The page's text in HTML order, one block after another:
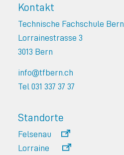
Kontakt
Technische Fachschule Bern
Lorrainestrasse 3
3013 Bern
info@tfbern.ch
Tel 031 337 37 37
Standorte
Felsenau
Lorraine